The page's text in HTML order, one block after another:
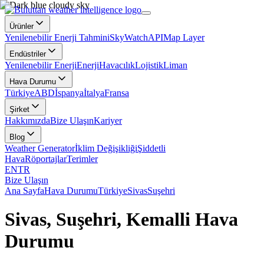
Ürünler
Yenilenebilir Enerji TahminiSkyWatchAPIMap Layer
Endüstriler
Yenilenebilir EnerjiEnerjiHavacılıkLojistikLiman
Hava Durumu
TürkiyeABDİspanyaİtalyaFransa
Şirket
HakkımızdaBize UlaşınKariyer
Blog
Weather Generatorİklim DeğişikliğiŞiddetli
HavaRöportajlarTerimler
ENTR
Bize Ulaşın
Ana SayfaHava DurumuTürkiyeSivasSuşehri
Sivas, Suşehri, Kemalli Hava
Durumu